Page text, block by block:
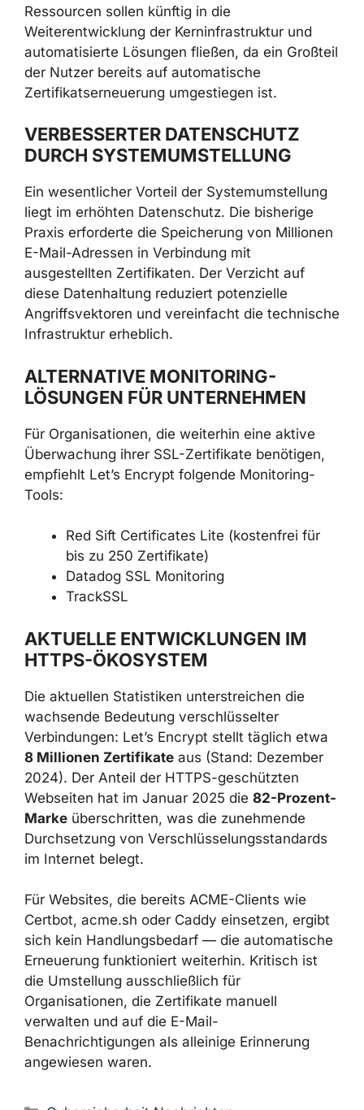
Ressourcen sollen künftig in die
Weiterentwicklung der Kerninfrastruktur und
automatisierte Lösungen fließen, da ein Großteil
der Nutzer bereits auf automatische
Zertifikatserneuerung umgestiegen ist.
VERBESSERTER DATENSCHUTZ
DURCH SYSTEMUMSTELLUNG
Ein wesentlicher Vorteil der Systemumstellung
liegt im erhöhten Datenschutz. Die bisherige
Praxis erforderte die Speicherung von Millionen
E-Mail-Adressen in Verbindung mit
ausgestellten Zertifikaten. Der Verzicht auf
diese Datenhaltung reduziert potenzielle
Angriffsvektoren und vereinfacht die technische
Infrastruktur erheblich.
ALTERNATIVE MONITORING-
LÖSUNGEN FÜR UNTERNEHMEN
Für Organisationen, die weiterhin eine aktive
Überwachung ihrer SSL-Zertifikate benötigen,
empfiehlt Let’s Encrypt folgende Monitoring-
Tools:
Red Sift Certificates Lite (kostenfrei für
bis zu 250 Zertifikate)
Datadog SSL Monitoring
TrackSSL
AKTUELLE ENTWICKLUNGEN IM
HTTPS-ÖKOSYSTEM
Die aktuellen Statistiken unterstreichen die
wachsende Bedeutung verschlüsselter
Verbindungen: Let’s Encrypt stellt täglich etwa
8 Millionen Zertifikate aus (Stand: Dezember
2024). Der Anteil der HTTPS-geschützten
Webseiten hat im Januar 2025 die 82-Prozent-
Marke überschritten, was die zunehmende
Durchsetzung von Verschlüsselungsstandards
im Internet belegt.
Für Websites, die bereits ACME-Clients wie
Certbot, acme.sh oder Caddy einsetzen, ergibt
sich kein Handlungsbedarf — die automatische
Erneuerung funktioniert weiterhin. Kritisch ist
die Umstellung ausschließlich für
Organisationen, die Zertifikate manuell
verwalten und auf die E-Mail-
Benachrichtigungen als alleinige Erinnerung
angewiesen waren.